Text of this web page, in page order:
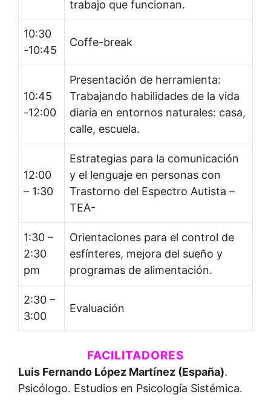
trabajo que funcionan.
10:30
-10:45
Coffe-break
10:45
-12:00
Presentación de herramienta:
Trabajando habilidades de la vida
diaria en entornos naturales: casa,
calle, escuela.
12:00
– 1:30
Estrategias para la comunicación
y el lenguaje en personas con
Trastorno del Espectro Autista –
TEA-
1:30 –
2:30
pm
Orientaciones para el control de
esfínteres, mejora del sueño y
programas de alimentación.
2:30 –
3:00
Evaluación
FACILITADORES
Luis Fernando López Martínez (España).
Psicólogo. Estudios en Psicología Sistémica.